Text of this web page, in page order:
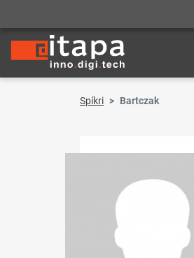
Spíkri Bartczak